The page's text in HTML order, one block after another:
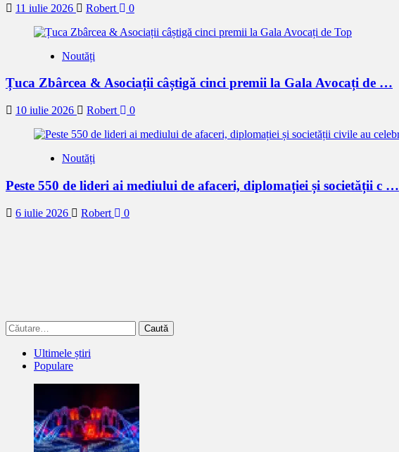
11 iulie 2026 Robert 0
Noutăți
Țuca Zbârcea & Asociații câștigă cinci premii la Gala Avocați de …
10 iulie 2026 Robert 0
Noutăți
Peste 550 de lideri ai mediului de afaceri, diplomației și societății c …
6 iulie 2026 Robert 0
Caută
după:
Ultimele știri
Populare